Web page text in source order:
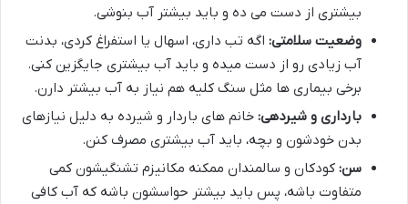
بیشتری از دست می ده و باید بیشتر آب بنوشی.
وضعیت سلامتی: اگه تب داری، اسهال یا استفراغ کردی، بدنت
آب زیادی رو از دست میده و باید آب بیشتری جایگزین کنی.
برخی بیماری ها مثل سنگ کلیه هم نیاز به آب بیشتر دارن.
بارداری و شیردهی: خانم های باردار و شیرده به دلیل نیازهای
بدن خودشون و بچه، باید آب بیشتری مصرف کنن.
سن: کودکان و سالمندان ممکنه مکانیزم تشنگیشون کمی
متفاوت باشه، پس باید بیشتر حواسشون باشه که آب کافی